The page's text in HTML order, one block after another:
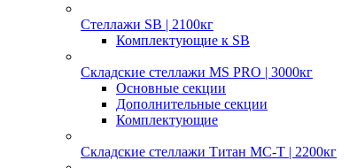
Стеллажи SB | 2100кг
Комплектующие к SB
Складские стеллажи MS PRO | 3000кг
Основные секции
Дополнительные секции
Комплектующие
Складские стеллажи Титан МС-Т | 2200кг